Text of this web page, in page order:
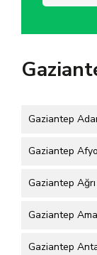
Gaziantep
Gaziantep
Gaziantep
Gaziantep
Gaziantep